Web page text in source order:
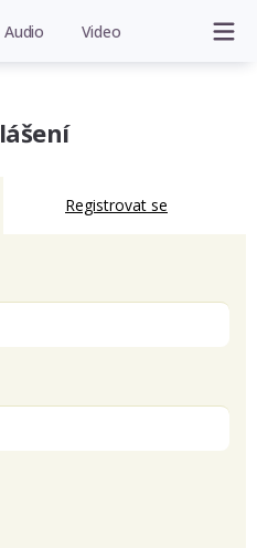
Audio Video
Registrovat se